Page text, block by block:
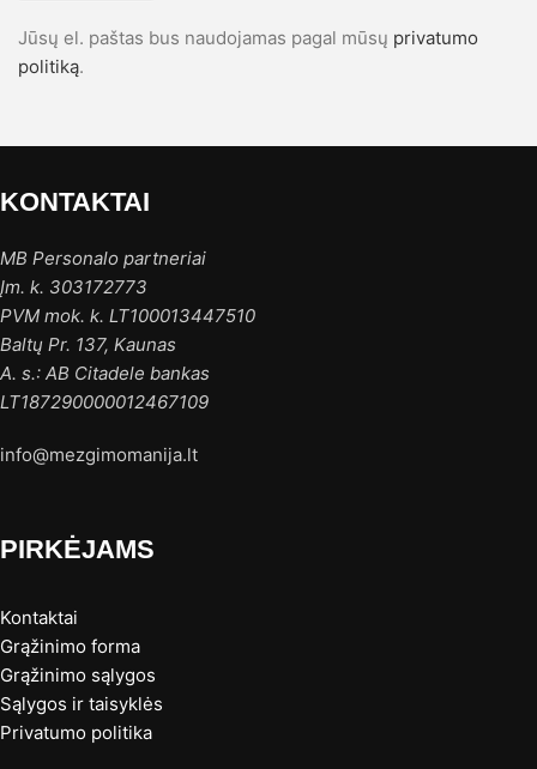
Jūsų el. paštas bus naudojamas pagal mūsų privatumo
politiką.
KONTAKTAI
MB Personalo partneriai
Įm. k. 303172773
PVM mok. k. LT100013447510
Baltų Pr. 137, Kaunas
A. s.: AB Citadele bankas
LT187290000012467109
info@mezgimomanija.lt
PIRKĖJAMS
Kontaktai
Grąžinimo forma
Grąžinimo sąlygos
Sąlygos ir taisyklės
Privatumo politika